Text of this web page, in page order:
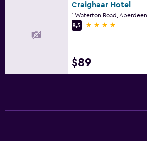
Craighaar Hotel
1 Waterton Road, Aberdeen
8,5
4 estrellas
$89